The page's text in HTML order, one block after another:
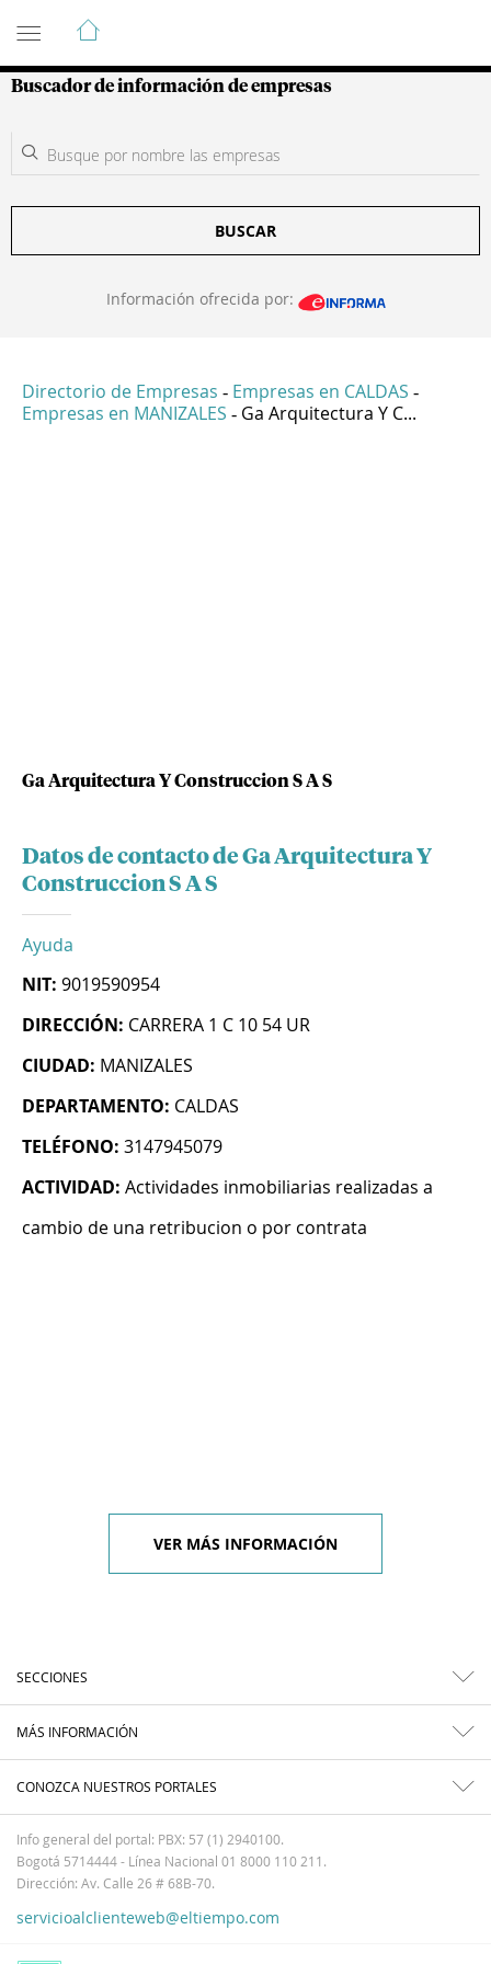
Guía de Empresas Colombianas
Buscador de información de empresas
BUSCAR
Información ofrecida por:
Directorio de Empresas - Empresas en CALDAS -
Empresas en MANIZALES - Ga Arquitectura Y C...
Ga Arquitectura Y Construccion S A S
Datos de contacto de Ga Arquitectura Y
Construccion S A S
Ayuda
NIT: 9019590954
DIRECCIÓN: CARRERA 1 C 10 54 UR
CIUDAD: MANIZALES
DEPARTAMENTO: CALDAS
TELÉFONO: 3147945079
ACTIVIDAD: Actividades inmobiliarias realizadas a
cambio de una retribucion o por contrata
VER MÁS INFORMACIÓN
SECCIONES
MÁS INFORMACIÓN
CONOZCA NUESTROS PORTALES
Info general del portal: PBX: 57 (1) 2940100.
Bogotá 5714444 - Línea Nacional 01 8000 110 211.
Dirección: Av. Calle 26 # 68B-70.
servicioalclienteweb@eltiempo.com